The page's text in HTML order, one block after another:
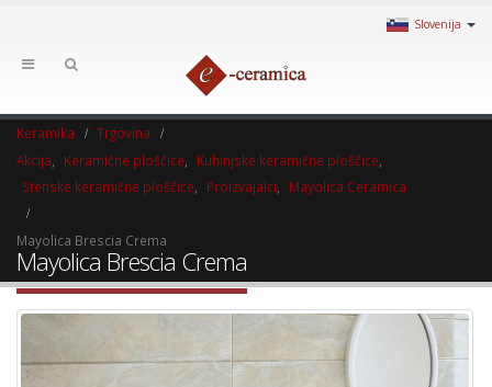
Slovenija
Keramika
Trgovina
Akcija
Keramične ploščice Kuhinjske keramične ploščice
Stenske keramične ploščice
Proizvajalci Mayolica Ceramica
Mayolica Brescia Crema
Mayolica Brescia Crema